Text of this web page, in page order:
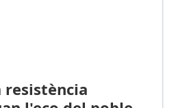
resistència